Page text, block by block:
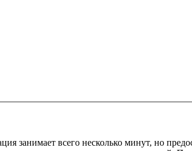
занимает всего несколько минут, но